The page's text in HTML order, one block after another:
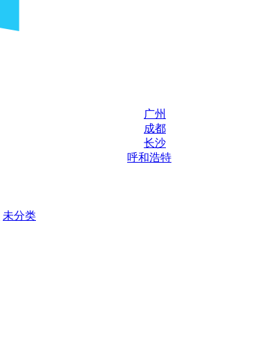
广州
成都
长沙
呼和浩特
未分类